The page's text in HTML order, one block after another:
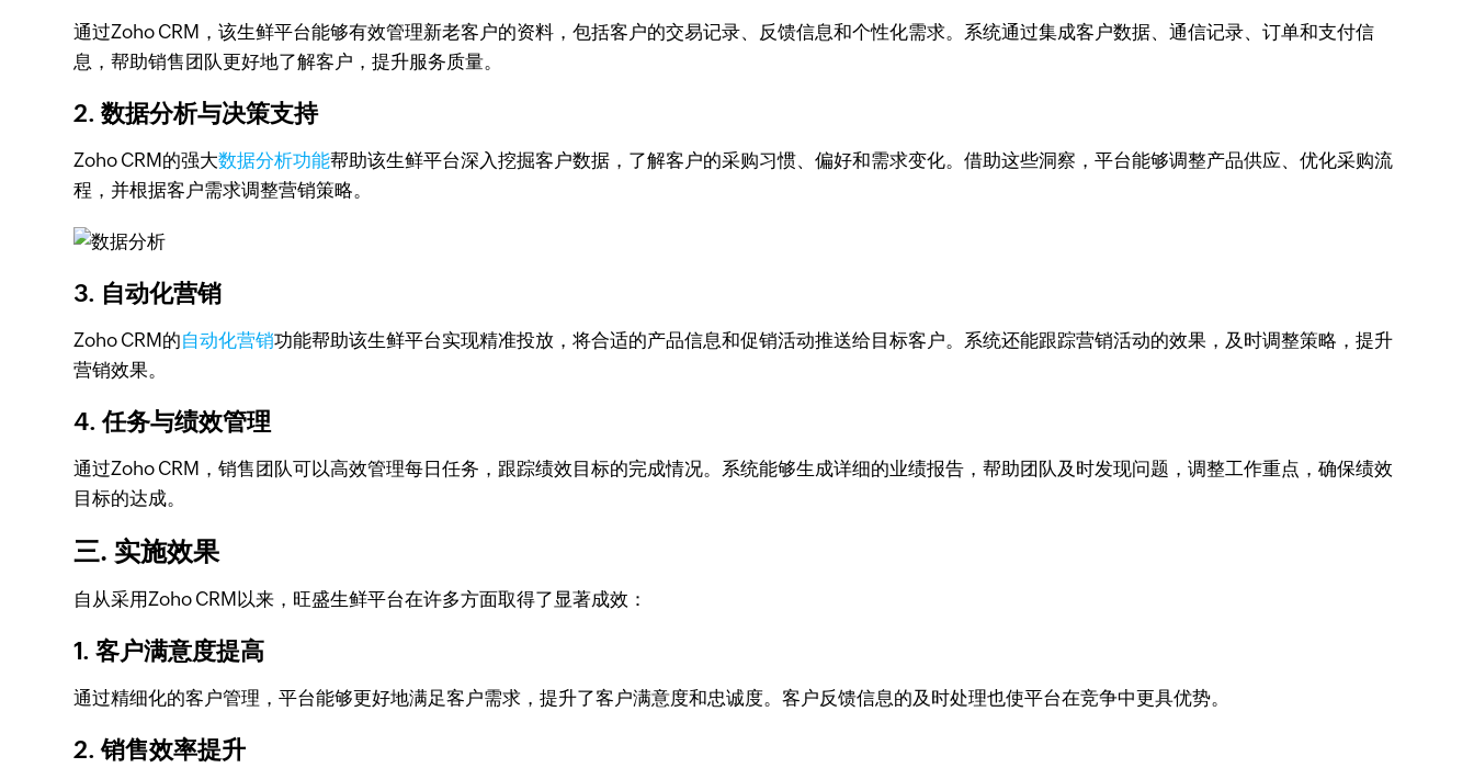
通过Zoho CRM，该生鲜平台能够有效管理新老客户的资料，包括客户的交易记录、反馈信息和个性化需求。系统通过集成客户数据、通信记录、订单和支付信
息，帮助销售团队更好地了解客户，提升服务质量。
2. 数据分析与决策支持
Zoho CRM的强大数据分析功能帮助该生鲜平台深入挖掘客户数据，了解客户的采购习惯、偏好和需求变化。借助这些洞察，平台能够调整产品供应、优化采购流
程，并根据客户需求调整营销策略。
3. 自动化营销
Zoho CRM的自动化营销功能帮助该生鲜平台实现精准投放，将合适的产品信息和促销活动推送给目标客户。系统还能跟踪营销活动的效果，及时调整策略，提升
营销效果。
4. 任务与绩效管理
通过Zoho CRM，销售团队可以高效管理每日任务，跟踪绩效目标的完成情况。系统能够生成详细的业绩报告，帮助团队及时发现问题，调整工作重点，确保绩效
目标的达成。
三. 实施效果
自从采用Zoho CRM以来，旺盛生鲜平台在许多方面取得了显著成效：
1. 客户满意度提高
通过精细化的客户管理，平台能够更好地满足客户需求，提升了客户满意度和忠诚度。客户反馈信息的及时处理也使平台在竞争中更具优势。
2. 销售效率提升